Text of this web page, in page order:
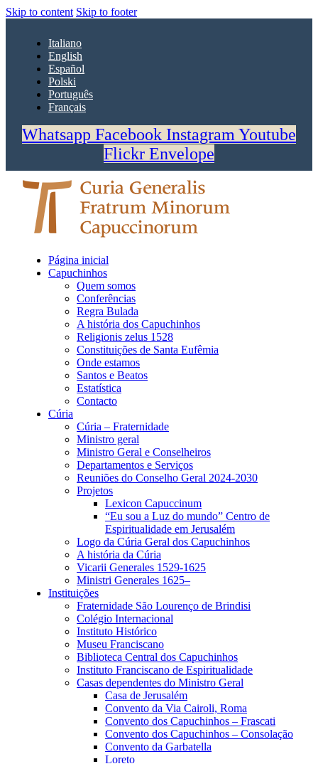
Skip to content Skip to footer
Italiano
English
Español
Polski
Português
Français
Whatsapp Facebook Instagram Youtube
Flickr Envelope
Página inicial
Capuchinhos
Quem somos
Conferências
Regra Bulada
A história dos Capuchinhos
Religionis zelus 1528
Constituições de Santa Eufêmia
Onde estamos
Santos e Beatos
Estatística
Contacto
Cúria
Cúria – Fraternidade
Ministro geral
Ministro Geral e Conselheiros
Departamentos e Serviços
Reuniões do Conselho Geral 2024-2030
Projetos
Lexicon Capuccinum
“Eu sou a Luz do mundo” Centro de
Espiritualidade em Jerusalém
Logo da Cúria Geral dos Capuchinhos
A história da Cúria
Vicarii Generales 1529-1625
Ministri Generales 1625–
Instituições
Fraternidade São Lourenço de Brindisi
Colégio Internacional
Instituto Histórico
Museu Franciscano
Biblioteca Central dos Capuchinhos
Instituto Franciscano de Espiritualidade
Casas dependentes do Ministro Geral
Casa de Jerusalém
Convento da Via Cairoli, Roma
Convento dos Capuchinhos – Frascati
Convento dos Capuchinhos – Consolação
Convento da Garbatella
Loreto